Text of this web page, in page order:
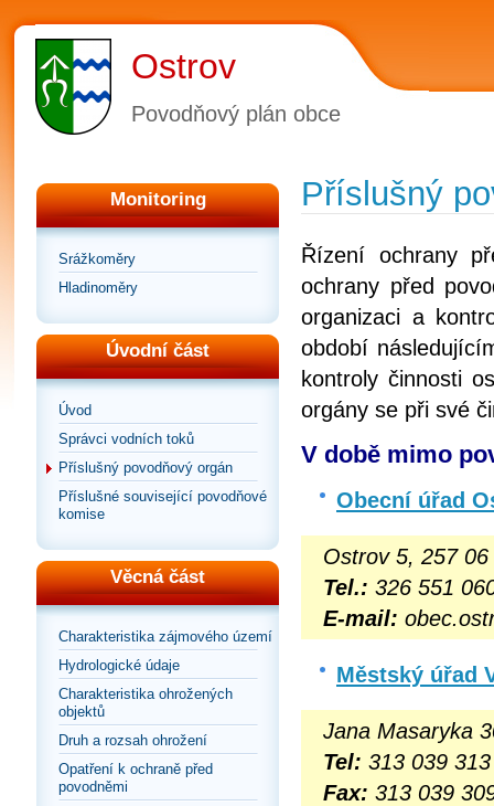
Ostrov
Povodňový plán obce
Monitoring
Srážkoměry
Hladinoměry
Úvodní část
Úvod
Správci vodních toků
Příslušný povodňový orgán
Příslušné související povodňové
komise
Věcná část
Charakteristika zájmového území
Hydrologické údaje
Charakteristika ohrožených
objektů
Druh a rozsah ohrožení
Opatření k ochraně před
povodněmi
Příslušný
Řízení ochrany
ochrany před
organizaci a
období
kontroly činnosti
orgány se při své
V době mimo
Obecní úřad
Ostrov 5, 257
Tel.: 326 551
E-mail:
Městský úřad
Jana Masaryka
Tel: 313 039 313
Fax: 313 039